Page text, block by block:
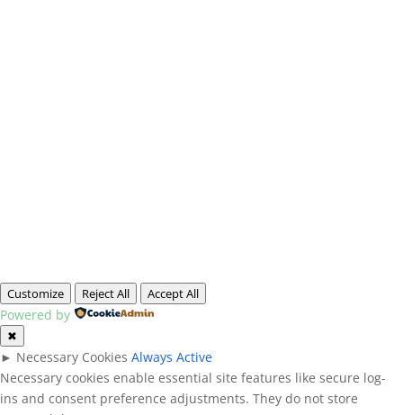
Customize Reject All Accept All
Powered by
✖
► Necessary Cookies Always Active
Necessary cookies enable essential site features like secure log-
ins and consent preference adjustments. They do not store